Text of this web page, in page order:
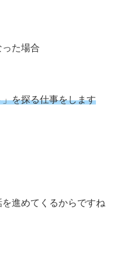
った場合
を探る仕事をします
を進めてくるからですね